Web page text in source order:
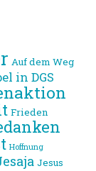
Auf dem Weg
in DGS
Frieden
Hoffnung
Jesus